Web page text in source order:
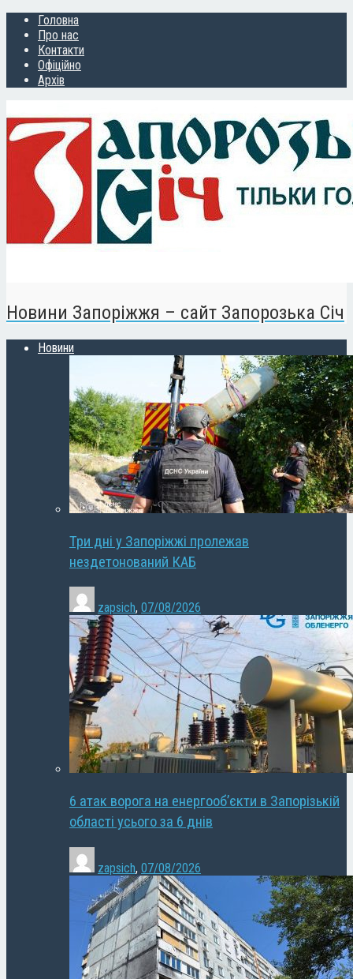
Головна
Про нас
Контакти
Офіційно
Архів
Новини Запоріжжя – сайт Запорозька Січ
Новини
Три дні у Запоріжжі пролежав
нездетонований КАБ
zapsich, 07/08/2026
6 атак ворога на енергооб’єкти в Запорізькій
області усього за 6 днів
zapsich, 07/08/2026